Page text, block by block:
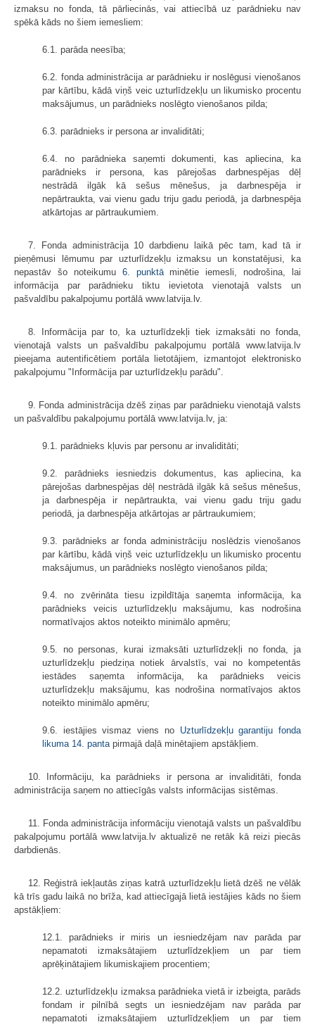
izmaksu no fonda, tā pārliecinās, vai attiecībā uz parādnieku nav
spēkā kāds no šiem iemesliem:
6.1. parāda neesība;
6.2. fonda administrācija ar parādnieku ir noslēgusi vienošanos
par kārtību, kādā viņš veic uzturlīdzekļu un likumisko procentu
maksājumus, un parādnieks noslēgto vienošanos pilda;
6.3. parādnieks ir persona ar invaliditāti;
6.4. no parādnieka saņemti dokumenti, kas apliecina, ka
parādnieks ir persona, kas pārejošas darbnespējas dēļ
nestrādā ilgāk kā sešus mēnešus, ja darbnespēja ir
nepārtraukta, vai vienu gadu triju gadu periodā, ja darbnespēja
atkārtojas ar pārtraukumiem.
7. Fonda administrācija 10 darbdienu laikā pēc tam, kad tā ir
pieņēmusi lēmumu par uzturlīdzekļu izmaksu un konstatējusi, ka
nepastāv šo noteikumu 6. punktāminētie iemesli, nodrošina, lai
informācija par parādnieku tiktu ievietota vienotajā valsts un
pašvaldību pakalpojumu portālā www.latvija.lv.
8. Informācija par to, ka uzturlīdzekļi tiek izmaksāti no fonda,
vienotajā valsts un pašvaldību pakalpojumu portālā www.latvija.lv
pieejama autentificētiem portāla lietotājiem, izmantojot elektronisko
pakalpojumu "Informācija par uzturlīdzekļu parādu".
9. Fonda administrācija dzēš ziņas par parādnieku vienotajā valsts
un pašvaldību pakalpojumu portālā www.latvija.lv, ja:
9.1. parādnieks kļuvis par personu ar invaliditāti;
9.2. parādnieks iesniedzis dokumentus, kas apliecina, ka
pārejošas darbnespējas dēļ nestrādā ilgāk kā sešus mēnešus,
ja darbnespēja ir nepārtraukta, vai vienu gadu triju gadu
periodā, ja darbnespēja atkārtojas ar pārtraukumiem;
9.3. parādnieks ar fonda administrāciju noslēdzis vienošanos
par kārtību, kādā viņš veic uzturlīdzekļu un likumisko procentu
maksājumus, un parādnieks noslēgto vienošanos pilda;
9.4. no zvērināta tiesu izpildītāja saņemta informācija, ka
parādnieks veicis uzturlīdzekļu maksājumu, kas nodrošina
normatīvajos aktos noteikto minimālo apmēru;
9.5. no personas, kurai izmaksāti uzturlīdzekļi no fonda, ja
uzturlīdzekļu piedziņa notiek ārvalstīs, vai no kompetentās
iestādes saņemta informācija, ka parādnieks veicis
uzturlīdzekļu maksājumu, kas nodrošina normatīvajos aktos
noteikto minimālo apmēru;
9.6. iestājies vismaz viens no Uzturlīdzekļu garantiju fonda
likuma 14. pantapirmajā daļā minētajiem apstākļiem.
10. Informāciju, ka parādnieks ir persona ar invaliditāti, fonda
administrācija saņem no attiecīgās valsts informācijas sistēmas.
11. Fonda administrācija informāciju vienotajā valsts un pašvaldību
pakalpojumu portālā www.latvija.lv aktualizē ne retāk kā reizi piecās
darbdienās.
12. Reģistrā iekļautās ziņas katrā uzturlīdzekļu lietā dzēš ne vēlāk
kā trīs gadu laikā no brīža, kad attiecīgajā lietā iestājies kāds no šiem
apstākļiem:
12.1. parādnieks ir miris un iesniedzējam nav parāda par
nepamatoti izmaksātajiem uzturlīdzekļiem un par tiem
aprēķinātajiem likumiskajiem procentiem;
12.2. uzturlīdzekļu izmaksa parādnieka vietā ir izbeigta, parāds
fondam ir pilnībā segts un iesniedzējam nav parāda par
nepamatoti izmaksātajiem uzturlīdzekļiem un par tiem